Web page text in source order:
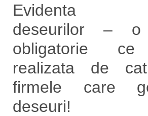
Evidenta
deseurilor – o
obligatorie ce
realizata de
firmele care
deseuri!